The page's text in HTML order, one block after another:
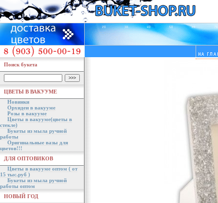
Поиск букета
ЦВЕТЫ В ВАКУУМЕ
Новинки
Орхидеи в вакууме
Розы в вакууме
Цветы в вакууме(цветы в
стекле)
Букеты из мыла ручной
работы
Оригинальные вазы для
цветов!!!
ДЛЯ ОПТОВИКОВ
Цветы в вакууме оптом ( от
15 тыс.руб )
Букеты из мыла ручной
работы оптом
НОВЫЙ ГОД